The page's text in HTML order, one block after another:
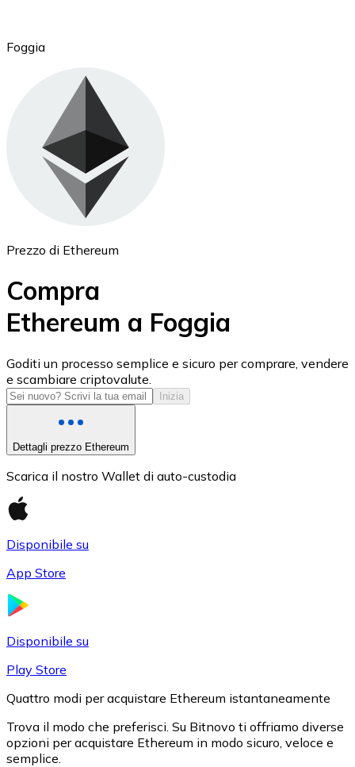
Ethereum
ETH
USD Coin
USDC
Foggia
Prezzo di Ethereum
Compra
Ethereum a Foggia
Goditi un processo semplice e sicuro per comprare, vendere
e scambiare criptovalute.
Inizia
Dettagli prezzo Ethereum
Scarica il nostro Wallet di auto-custodia
Disponibile su
App Store
Disponibile su
Play Store
Quattro modi per acquistare Ethereum istantaneamente
Trova il modo che preferisci. Su Bitnovo ti offriamo diverse
opzioni per acquistare Ethereum in modo sicuro, veloce e
semplice.